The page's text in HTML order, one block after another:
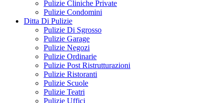
Pulizie Cliniche Private
Pulizie Condomini
Ditta Di Pulizie
Pulizie Di Sgrosso
Pulizie Garage
Pulizie Negozi
Pulizie Ordinarie
Pulizie Post Ristrutturazioni
Pulizie Ristoranti
Pulizie Scuole
Pulizie Teatri
Pulizie Uffici